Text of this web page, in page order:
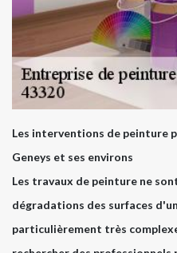
Les interventions de peinture
Geneys et ses environs
Les travaux de peinture ne
dégradations des surfaces
particulièrement très